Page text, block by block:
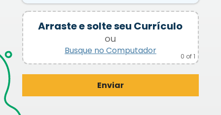
Arraste e solte seu Currículo
ou
Busque no Computador
0 of 1